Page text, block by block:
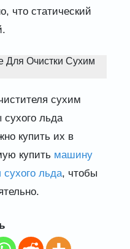
что статический
Для Очистки Сухим
сухим
льда
купить их в
купить машину
сухого льда, чтобы